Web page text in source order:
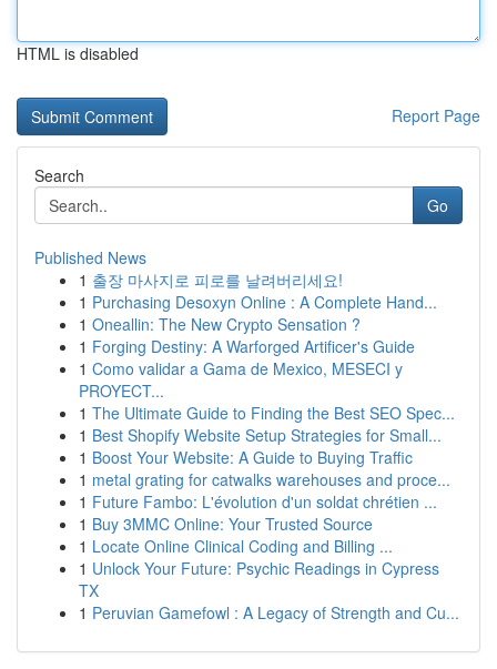
HTML is disabled
Report Page
Search
Go
Published News
1 출장 마사지로 피로를 날려버리세요!
1 Purchasing Desoxyn Online : A Complete Hand...
1 Oneallin: The New Crypto Sensation ?
1 Forging Destiny: A Warforged Artificer's Guide
1 Como validar a Gama de Mexico, MESECI y
PROYECT...
1 The Ultimate Guide to Finding the Best SEO Spec...
1 Best Shopify Website Setup Strategies for Small...
1 Boost Your Website: A Guide to Buying Traffic
1 metal grating for catwalks warehouses and proce...
1 Future Fambo: L'évolution d'un soldat chrétien ...
1 Buy 3MMC Online: Your Trusted Source
1 Locate Online Clinical Coding and Billing ...
1 Unlock Your Future: Psychic Readings in Cypress
TX
1 Peruvian Gamefowl : A Legacy of Strength and Cu...